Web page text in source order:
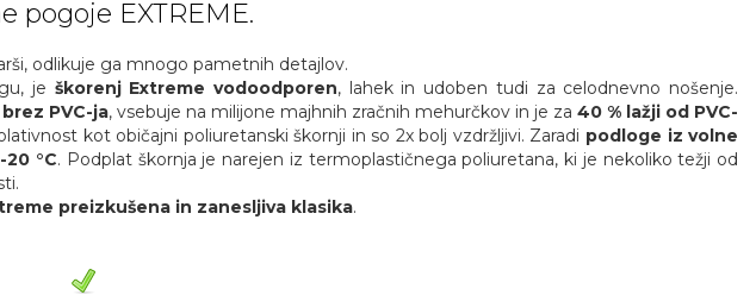
pogoje EXTREME.
odlikuje ga mnogo pametnih detajlov.
je škorenj Extreme vodoodporen, lahek in udoben tudi za celodnevno nošenje.
brez PVC-ja, vsebuje na milijone majhnih zračnih mehurčkov in je za 40 % lažji od PVC-
kot običajni poliuretanski škornji in so 2x bolj vzdržljivi. Zaradi podloge iz volne
20 °C. Podplat škornja je narejen iz termoplastičnega poliuretana, ki je nekoliko težji od
preizkušena in zanesljiva klasika.